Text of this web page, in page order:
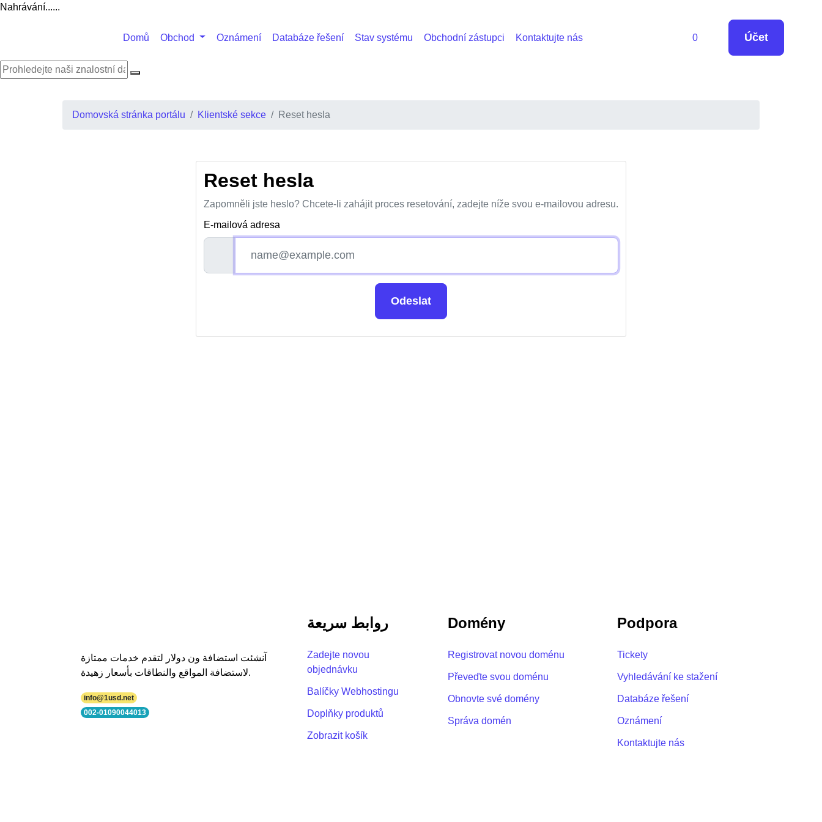
Nahrávání......
Domů Obchod Oznámení Databáze řešení Stav systému Obchodní zástupci Kontaktujte nás 0 Účet
Domovská stránka portálu Klientské sekce Reset hesla
Reset hesla
Zapomněli jste heslo? Chcete-li zahájit proces resetování, zadejte níže svou e-mailovou adresu.
E-mailová adresa
Odeslat
آنشئت استضافة ون دولار لتقدم خدمات ممتازة
لاستضافة المواقع والنطاقات بأسعار زهيدة.
info@1usd.net
002-01090044013
روابط سريعة
Zadejte novou
objednávku
Balíčky Webhostingu
Doplňky produktů
Zobrazit košík
Domény
Registrovat novou doménu
Převeďte svou doménu
Obnovte své domény
Správa domén
Podpora
Tickety
Vyhledávání ke stažení
Databáze řešení
Oznámení
Kontaktujte nás